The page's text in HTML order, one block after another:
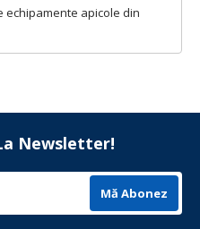
echipamente apicole din
Newsletter!
Mă Abonez